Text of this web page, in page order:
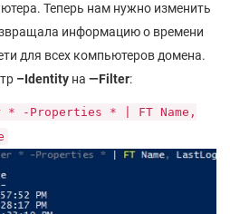
Теперь нам нужно изменить
информацию о времени
для всех компьютеров домена.
–Identity на —Filter:
* -Properties * | FT Name,